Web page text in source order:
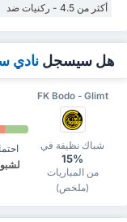
أكثر من 4.5 - ركنيات ضد
هل سيسجل نادي
FK Bodo - Glimt
شباك نظيفة في
15%
من المباريات
(ملخص)